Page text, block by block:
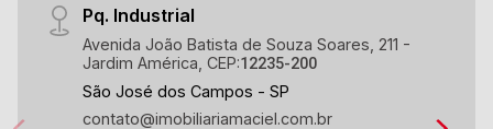
Pq. Industrial
Avenida João Batista de Souza Soares, 211 -
Jardim América, CEP:12235-200
São José dos Campos - SP
contato@imobiliariamaciel.com.br